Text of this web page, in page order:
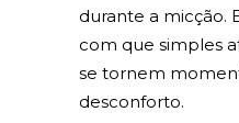
durante a micção.
com que simples
se tornem
desconforto.